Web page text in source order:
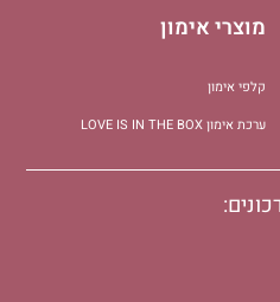
מוצרי אימון
קלפי אימון
ערכת אימון LOVE IS IN THE BOX